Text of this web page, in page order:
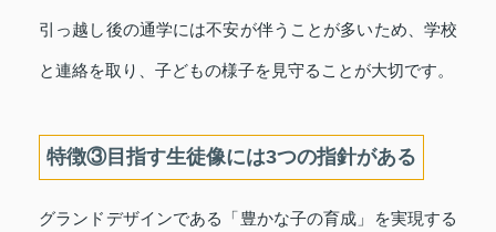
引っ越し後の通学には不安が伴うことが多いため、学校
と連絡を取り、子どもの様子を見守ることが大切です。
特徴③目指す生徒像には3つの指針がある
グランドデザインである「豊かな子の育成」を実現する